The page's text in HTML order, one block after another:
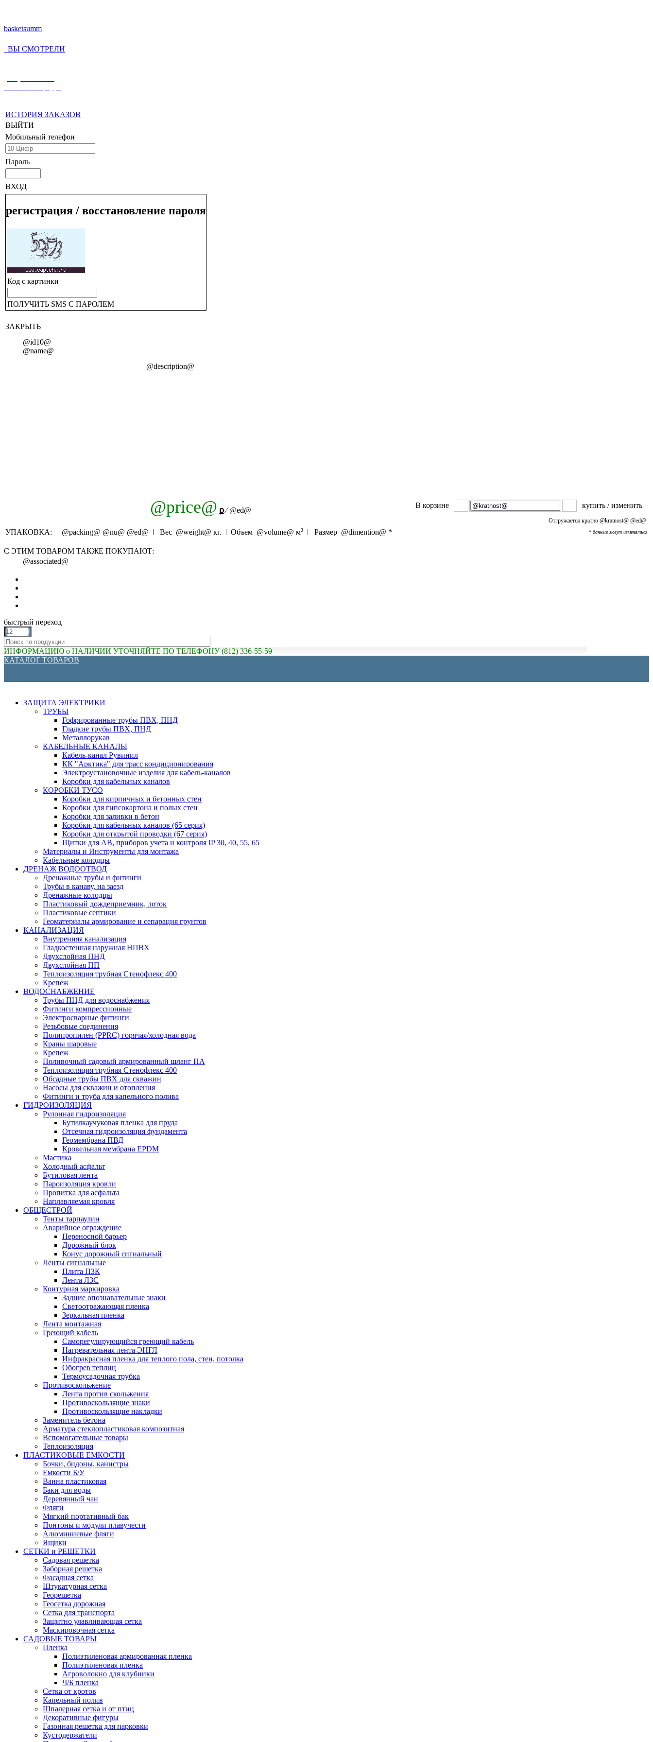
basketsumm
ВЫ СМОТРЕЛИ
ИСТОРИЯ ЗАКАЗОВ
ВЫЙТИ
Мобильный телефон
Пароль
ВХОД
регистрация / восстановление пароля
Код с картинки
ПОЛУЧИТЬ SMS С ПАРОЛЕМ
ЗАКРЫТЬ
@id10@
@name@
@description@
@price@ ք⁄@ed@
В корзине купить / изменить
Отгружается кратно @kratnost@ @ed@
УПАКОВКА: @packing@ @nu@ @ed@ ǀ Вес @weight@ кг. ǀ Объем @volume@ м3 ǀ Размер @dimention@ * * данные могут изменяться
С ЭТИМ ТОВАРОМ ТАКЖЕ ПОКУПАЮТ:
@associated@
быстрый переход
ИНФОРМАЦИЮ о НАЛИЧИИ УТОЧНЯЙТЕ ПО ТЕЛЕФОНУ (812) 336-55-59
КАТАЛОГ ТОВАРОВ
ЗАЩИТА ЭЛЕКТРИКИ
ТРУБЫ
Гофрированные трубы ПВХ, ПНД
Гладкие трубы ПВХ, ПНД
Металлорукав
КАБЕЛЬНЫЕ КАНАЛЫ
Кабель-канал Рувинил
КК "Арктика" для трасс кондиционирования
Электроустановочные изделия для кабель-каналов
Коробки для кабельных каналов
КОРОБКИ ТУСО
Коробки для кирпичных и бетонных стен
Коробки для гипсокартона и полых стен
Коробки для заливки в бетон
Коробки для кабельных каналов (65 серия)
Коробки для открытой проводки (67 серия)
Щитки для АВ, приборов учета и контроля IP 30, 40, 55, 65
Материалы и Инструменты для монтажа
Кабельные колодцы
ДРЕНАЖ ВОДООТВОД
Дренажные трубы и фитинги
Трубы в канаву, на заезд
Дренажные колодцы
Пластиковый дождеприемник, лоток
Пластиковые септики
Геоматериалы армирование и сепарация грунтов
КАНАЛИЗАЦИЯ
Внутренняя канализация
Гладкостенная наружная НПВХ
Двухслойная ПНД
Двухслойная ПП
Теплоизоляция трубная Стенофлекс 400
Крепеж
ВОДОСНАБЖЕНИЕ
Трубы ПНД для водоснабжения
Фитинги компрессионные
Электросварные фитинги
Резьбовые соединения
Полипропилен (PPRC) горячая/холодная вода
Краны шаровые
Крепеж
Поливочный садовый армированный шланг ПА
Теплоизоляция трубная Стенофлекс 400
Обсадные трубы ПВХ для скважин
Насосы для скважин и отопления
Фитинги и труба для капельного полива
ГИДРОИЗОЛЯЦИЯ
Рулонная гидроизоляция
Бутилкаучуковая пленка для пруда
Отсечная гидроизоляция фундамента
Геомембрана ПВД
Кровельная мембрана EPDM
Мастика
Холодный асфальт
Бутиловая лента
Пароизоляция кровли
Пропитка для асфальта
Наплавляемая кровля
ОБЩЕСТРОЙ
Тенты тарпаулин
Аварийное ограждение
Переносной барьер
Дорожный блок
Конус дорожный сигнальный
Ленты сигнальные
Плита ПЗК
Лента ЛЗС
Контурная маркировка
Задние опознавательные знаки
Светоотражающая пленка
Зеркальная пленка
Лента монтажная
Греющий кабель
Саморегулирующийся греющий кабель
Нагревательная лента ЭНГЛ
Инфракрасная пленка для теплого пола, стен, потолка
Обогрев теплиц
Термоусадочная трубка
Противоскольжение
Лента против скольжения
Противоскользящие знаки
Противоскользящие накладки
Заменитель бетона
Арматура стеклопластиковая композитная
Вспомогательные товары
Теплоизоляция
ПЛАСТИКОВЫЕ ЕМКОСТИ
Бочки, бидоны, канистры
Емкости Б/У
Ванна пластиковая
Баки для воды
Деревянный чан
Фляги
Мягкий портативный бак
Понтоны и модули плавучести
Алюминиевые фляги
Ящики
СЕТКИ и РЕШЕТКИ
Садовая решетка
Заборная решетка
Фасадная сетка
Штукатурная сетка
Георешетка
Геосетка дорожная
Сетка для транспорта
Защитно улавливающая сетка
Маскировочная сетка
САДОВЫЕ ТОВАРЫ
Пленка
Полиэтиленовая армированная пленка
Полиэтиленовая пленка
Агроволокно для клубники
Ч/Б пленка
Сетка от кротов
Капельный полив
Шпалерная сетка и от птиц
Декоративные фигуры
Газонная решетка для парковки
Кустодержатели